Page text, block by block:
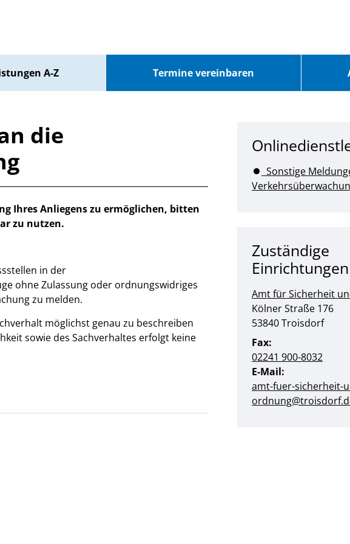
A-Z Termine vereinbaren
die
Ihres Anliegens zu ermöglichen, bitten
zu nutzen.
in der
ohne Zulassung oder ordnungswidriges
zu melden.
möglichst genau zu beschreiben
sowie des Sachverhaltes erfolgt keine
Sonstige
Zuständige
Einrichtungen
Amt für Sicherheit
Straße:
Kölner Straße 176
PLZ:
53840Ort:
Troisdorf
Fax:
02241 900-8032
E-Mail:
amt-fuer-sicherheit-